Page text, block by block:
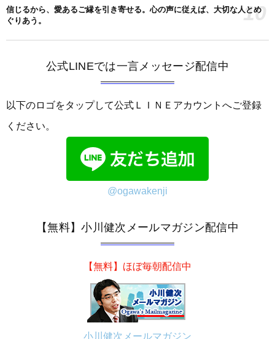
信じるから、愛あるご縁を引き寄せる。心の声に従えば、大切な人とめ
ぐりあう。
10
公式LINEでは一言メッセージ配信中
以下のロゴをタップして公式ＬＩＮＥアカウントへご登録
ください。
@ogawakenji
【無料】小川健次メールマガジン配信中
【無料】ほぼ毎朝配信中
小川健次メールマガジン